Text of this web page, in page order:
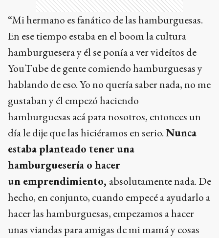
“Mi hermano es fanático de las hamburguesas.
En ese tiempo estaba en el boom la cultura
hamburguesera y él se ponía a ver videítos de
YouTube de gente comiendo hamburguesas y
hablando de eso. Yo no quería saber nada, no me
gustaban y él empezó haciendo
hamburguesas acá para nosotros, entonces un
día le dije que las hiciéramos en serio.Nunca
estaba planteado tener una
hamburguesería o hacer
un emprendimiento, absolutamente nada. De
hecho, en conjunto, cuando empecé a ayudarlo a
hacer las hamburguesas, empezamos a hacer
unas viandas para amigas de mi mamá y cosas